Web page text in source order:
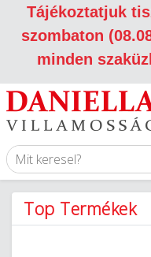
Tájékoztatjuk
szombaton
minden
Top Termékek